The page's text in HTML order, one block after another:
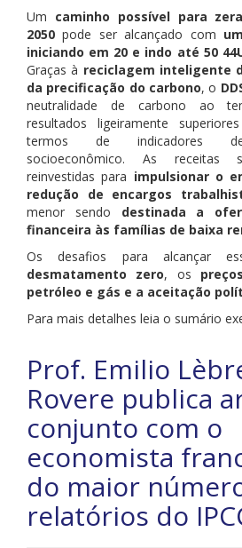
Um caminho possível para
2050 pode ser alcançado com
iniciando em 20 e indo até 50
Graças à reciclagem inteligente
da precificação do carbono, o
neutralidade de carbono ao
resultados ligeiramente
termos de indicadores de
socioeconômico. As receitas
reinvestidas para impulsionar o
redução de encargos
menor sendo destinada a
financeira às famílias de baixa
Os desafios para alcançar
desmatamento zero, os
petróleo e gás e a aceitação
Para mais detalhes leia o sumário
Prof. Emilio
Rovere publica
conjunto com o
economista
do maior
relatórios do